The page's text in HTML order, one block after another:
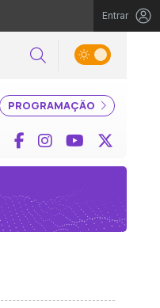
Entrar
Pesquisar
PROGRAMAÇÃO
Facebook
InstagramYouTube